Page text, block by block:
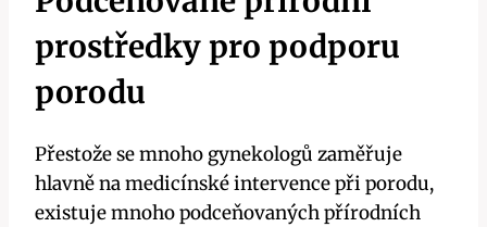
prostředky pro podporu
porodu
Přestože se mnoho gynekologů zaměřuje
hlavně na medicínské intervence při porodu,
existuje mnoho podceňovaných přírodních